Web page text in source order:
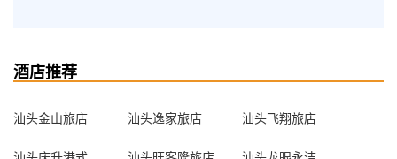
酒店推荐
汕头金山旅店 汕头逸家旅店 汕头飞翔旅店